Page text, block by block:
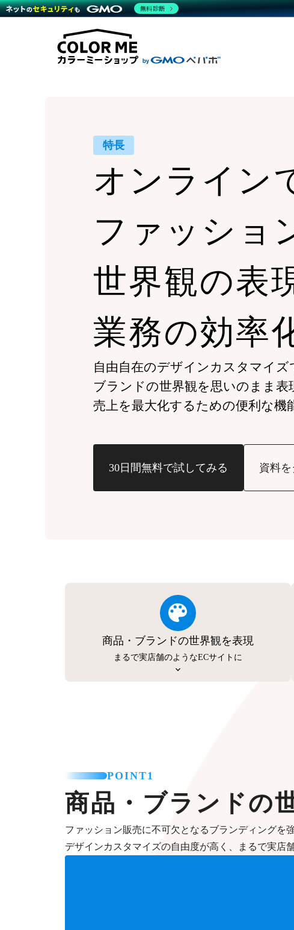
商材一覧を見る
機能一覧を見る
WordPress
モバイル
複数店舗
料金
プラン・料金一覧を見る
事例
運営サポート
サポート一覧を見る
特長
オンライン
ファッショ
世界観の表
業務の効率
自由自在のデザインカスタマイズ
ブランドの世界観を思いのまま表
売上を最大化するための便利な機
30日間無料で試してみる 資料
商品・ブランドの世界観を表現
まるで実店舗のようなECサイトに
POINT1
商品・ブランドの
ファッション販売に不可欠となるブランディングを
デザインカスタマイズの自由度が高く、まるで実店
無料診断